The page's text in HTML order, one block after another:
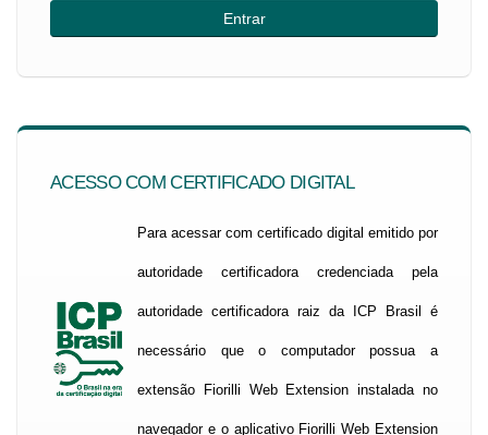
ACESSO COM CERTIFICADO DIGITAL
Para acessar com certificado digital emitido por
autoridade certificadora credenciada pela
autoridade certificadora raiz da ICP Brasil é
necessário que o computador possua a
extensão Fiorilli Web Extension instalada no
navegador e o aplicativo Fiorilli Web Extension